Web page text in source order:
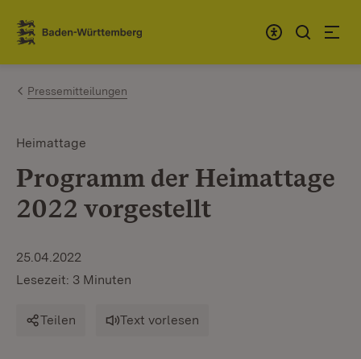
Zum Inhalt springen
Link zur Startseite
Pressemitteilungen
Heimattage
Programm der Heimattage
2022 vorgestellt
25.04.2022
Lesezeit: 3 Minuten
Teilen Text vorlesen